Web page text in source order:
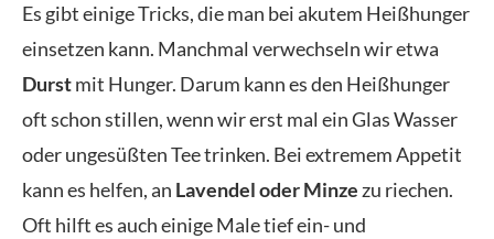
Es gibt einige Tricks, die man bei akutem Heißhunger
einsetzen kann. Manchmal verwechseln wir etwa
Durstmit Hunger. Darum kann es den Heißhunger
oft schon stillen, wenn wir erst mal ein Glas Wasser
oder ungesüßten Tee trinken. Bei extremem Appetit
kann es helfen, an Lavendel oder Minze zu riechen.
Oft hilft es auch einige Male tief ein- und